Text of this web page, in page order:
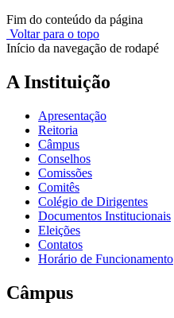
Fim do conteúdo da página
Voltar para o topo
Início da navegação de rodapé
A Instituição
Apresentação
Reitoria
Câmpus
Conselhos
Comissões
Comitês
Colégio de Dirigentes
Documentos Institucionais
Eleições
Contatos
Horário de Funcionamento
Câmpus